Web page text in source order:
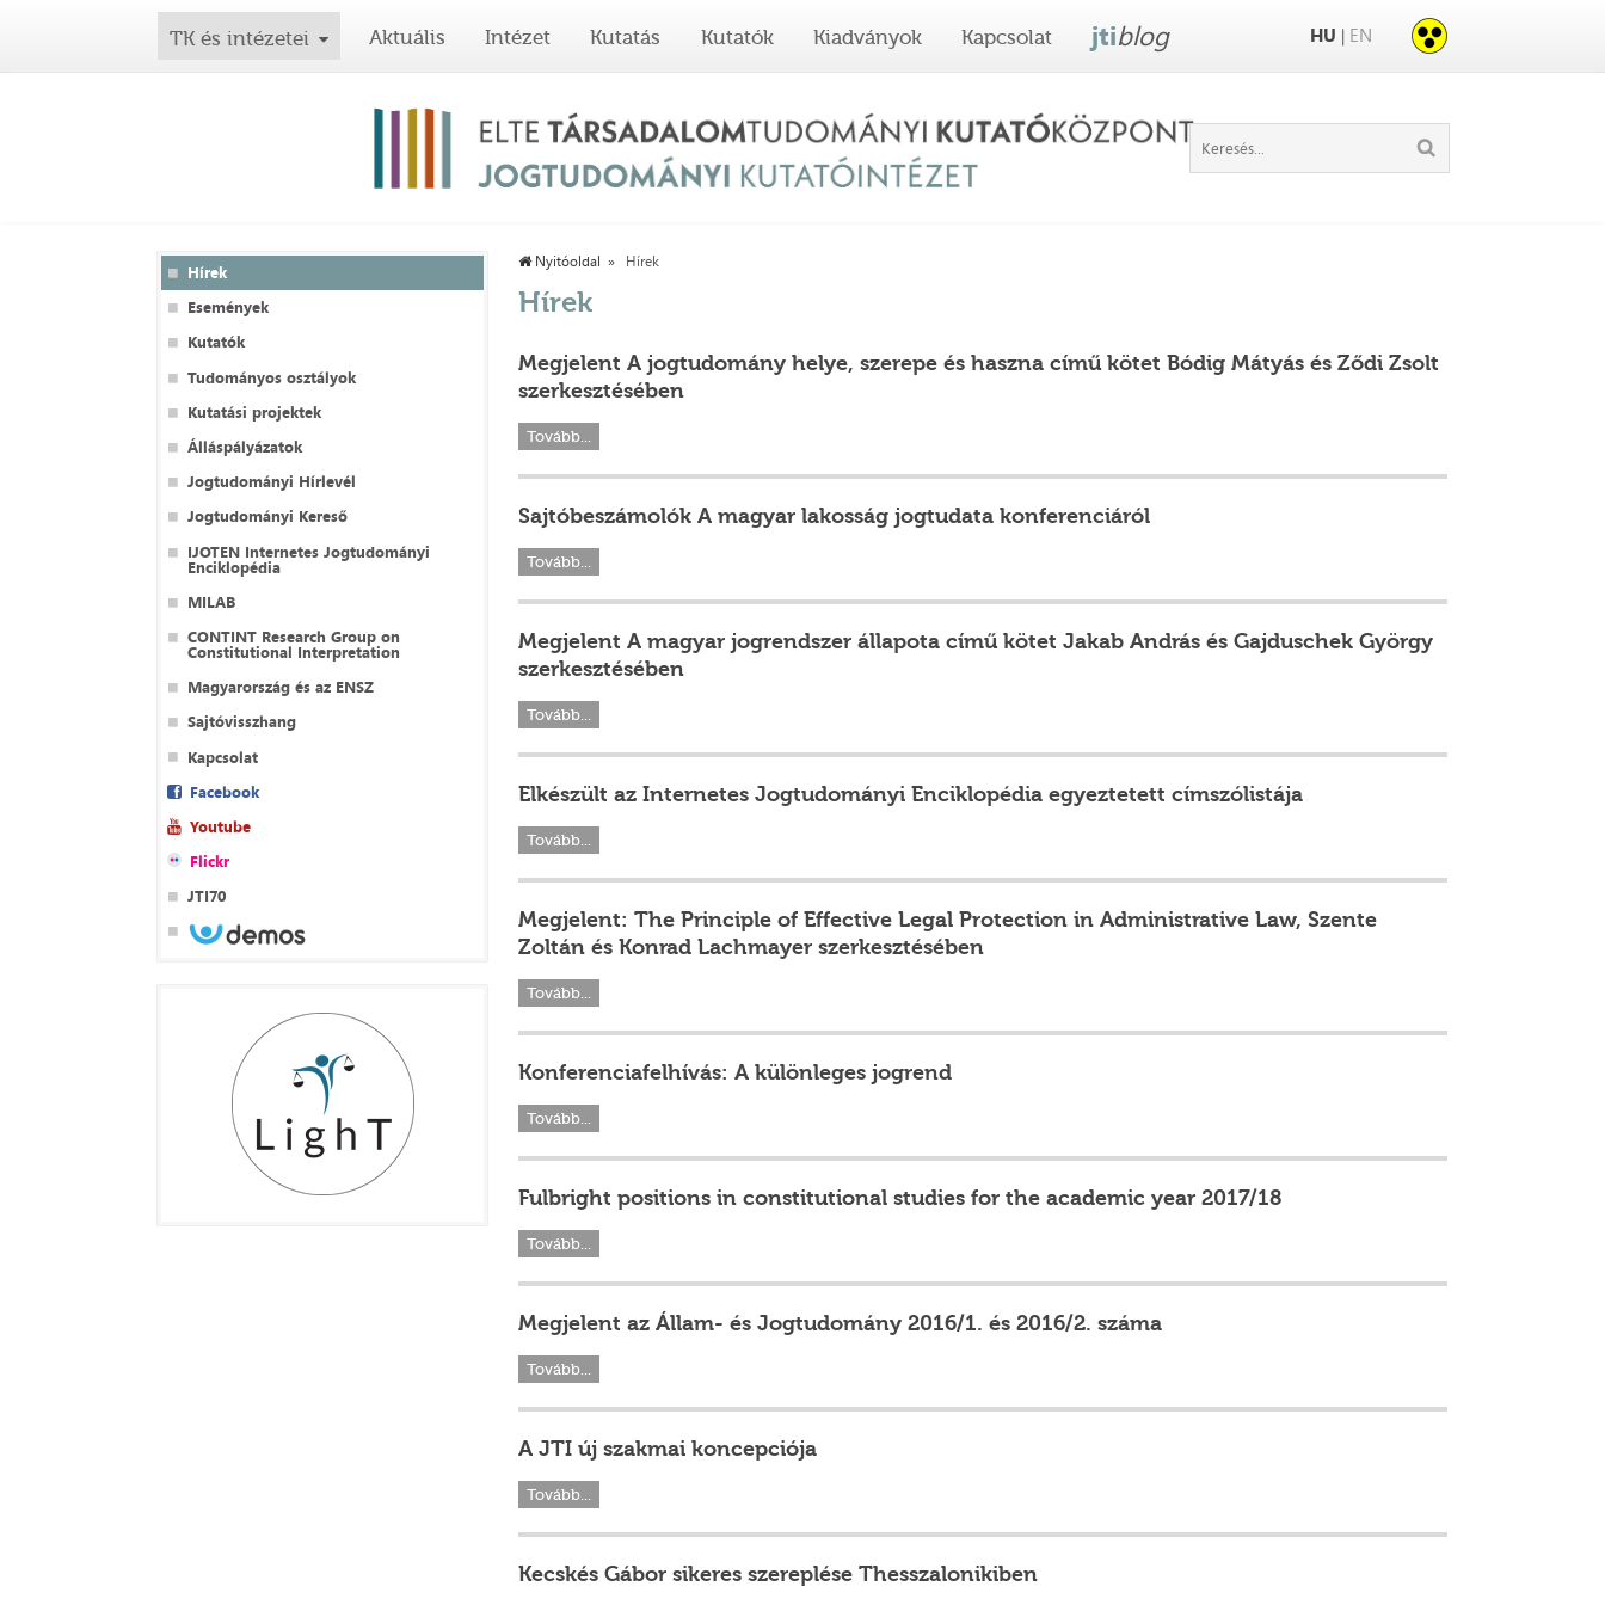
TK és intézetei Aktuális Intézet Kutatás Kutatók Kiadványok Kapcsolat jtiblog HU | EN
Hírek
Események
Kutatók
Tudományos osztályok
Kutatási projektek
Álláspályázatok
Jogtudományi Hírlevél
Jogtudományi Kereső
IJOTEN Internetes Jogtudományi
Enciklopédia
MILAB
CONTINT Research Group on
Constitutional Interpretation
Magyarország és az ENSZ
Sajtóvisszhang
Kapcsolat
Facebook
Youtube
Flickr
JTI70
Nyitóoldal Hírek
Hírek
Megjelent A jogtudomány helye, szerepe és haszna című kötet Bódig Mátyás és Ződi Zsolt
szerkesztésében
Tovább...
Sajtóbeszámolók A magyar lakosság jogtudata konferenciáról
Tovább...
Megjelent A magyar jogrendszer állapota című kötet Jakab András és Gajduschek György
szerkesztésében
Tovább...
Elkészült az Internetes Jogtudományi Enciklopédia egyeztetett címszólistája
Tovább...
Megjelent: The Principle of Effective Legal Protection in Administrative Law, Szente
Zoltán és Konrad Lachmayer szerkesztésében
Tovább...
Konferenciafelhívás: A különleges jogrend
Tovább...
Fulbright positions in constitutional studies for the academic year 2017/18
Tovább...
Megjelent az Állam- és Jogtudomány 2016/1. és 2016/2. száma
Tovább...
A JTI új szakmai koncepciója
Tovább...
Kecskés Gábor sikeres szereplése Thesszalonikiben